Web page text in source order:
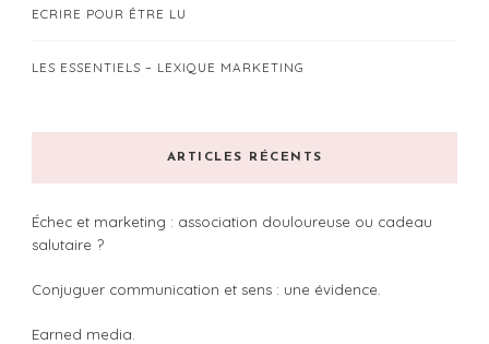
ECRIRE POUR ÊTRE LU
LES ESSENTIELS – LEXIQUE MARKETING
ARTICLES RÉCENTS
Échec et marketing : association douloureuse ou cadeau
salutaire ?
Conjuguer communication et sens : une évidence.
Earned media.